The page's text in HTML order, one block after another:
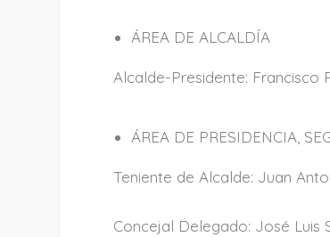
ÁREA DE ALCALDÍA
Alcalde-Presidente: Francisco
ÁREA DE PRESIDENCIA,
Teniente de Alcalde: Juan
Concejal Delegado: José Luis